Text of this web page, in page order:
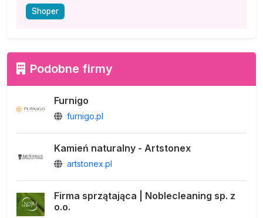
Shoper
Podobne firmy
Furnigo
furnigo.pl
Kamień naturalny - Artstonex
artstonex.pl
Firma sprzątająca | Noblecleaning sp. z
o.o.